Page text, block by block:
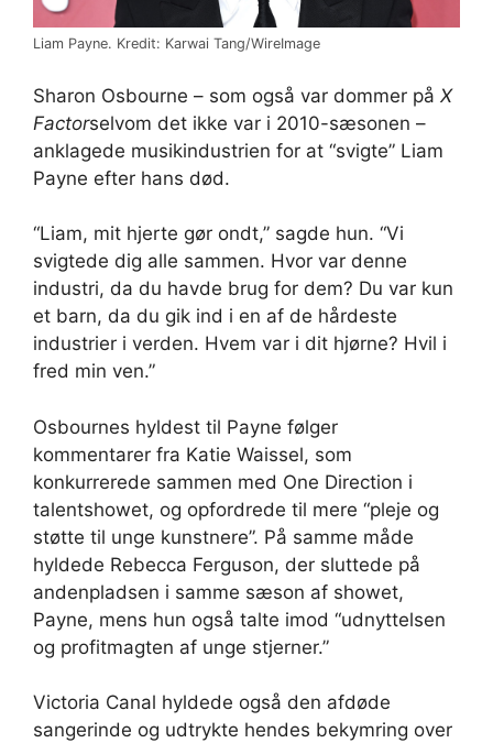
Liam Payne. Kredit: Karwai Tang/WireImage
Sharon Osbourne – som også var dommer på X
Factorselvom det ikke var i 2010-sæsonen –
anklagede musikindustrien for at “svigte” Liam
Payne efter hans død.
“Liam, mit hjerte gør ondt,” sagde hun. “Vi
svigtede dig alle sammen. Hvor var denne
industri, da du havde brug for dem? Du var kun
et barn, da du gik ind i en af ​​de hårdeste
industrier i verden. Hvem var i dit hjørne? Hvil i
fred min ven.”
Osbournes hyldest til Payne følger
kommentarer fra Katie Waissel, som
konkurrerede sammen med One Direction i
talentshowet, og opfordrede til mere “pleje og
støtte til unge kunstnere”. På samme måde
hyldede Rebecca Ferguson, der sluttede på
andenpladsen i samme sæson af showet,
Payne, mens hun også talte imod “udnyttelsen
og profitmagten af ​​unge stjerner.”
Victoria Canal hyldede også den afdøde
sangerinde og udtrykte hendes bekymring over